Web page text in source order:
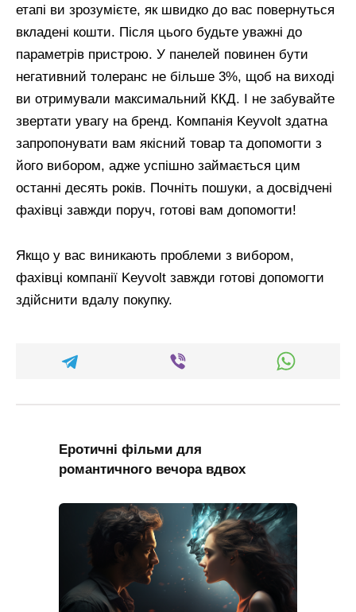
етапі ви зрозумієте, як швидко до вас повернуться
вкладені кошти. Після цього будьте уважні до
параметрів пристрою. У панелей повинен бути
негативний толеранс не більше 3%, щоб на виході
ви отримували максимальний ККД. І не забувайте
звертати увагу на бренд. Компанія Keyvolt здатна
запропонувати вам якісний товар та допомогти з
його вибором, адже успішно займається цим
останні десять років. Почніть пошуки, а досвідчені
фахівці завжди поруч, готові вам допомогти!
Якщо у вас виникають проблеми з вибором,
фахівці компанії Keyvolt завжди готові допомогти
здійснити вдалу покупку.
Еротичні фільми для
романтичного вечора вдвох